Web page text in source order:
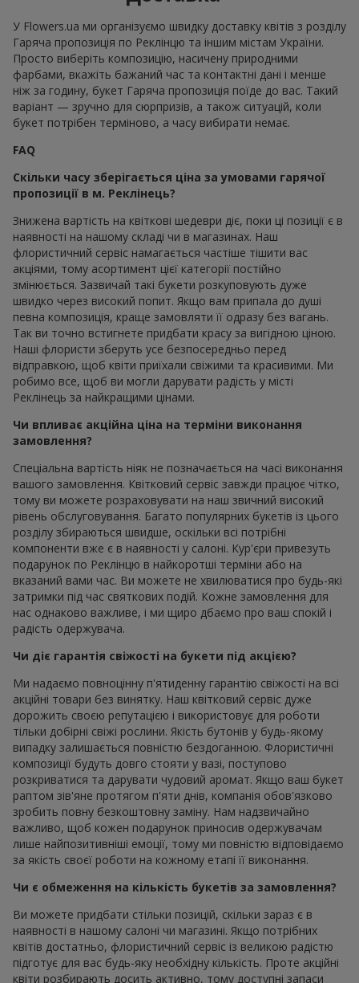
У Flowers.ua ми організуємо швидку доставку квітів з розділу
Гаряча пропозиція по Реклінцю та іншим містам України.
Просто виберіть композицію, насичену природними
фарбами, вкажіть бажаний час та контактні дані і менше
ніж за годину, букет Гаряча пропозиція поїде до вас. Такий
варіант — зручно для сюрпризів, а також ситуацій, коли
букет потрібен терміново, а часу вибирати немає.
FAQ
Скільки часу зберігається ціна за умовами гарячої
пропозиції в м. Реклінець?
Знижена вартість на квіткові шедеври діє, поки ці позиції є в
наявності на нашому складі чи в магазинах. Наш
флористичний сервіс намагається частіше тішити вас
акціями, тому асортимент цієї категорії постійно
змінюється. Зазвичай такі букети розкуповують дуже
швидко через високий попит. Якщо вам припала до душі
певна композиція, краще замовляти її одразу без вагань.
Так ви точно встигнете придбати красу за вигідною ціною.
Наші флористи зберуть усе безпосередньо перед
відправкою, щоб квіти приїхали свіжими та красивими. Ми
робимо все, щоб ви могли дарувати радість у місті
Реклінець за найкращими цінами.
Чи впливає акційна ціна на терміни виконання
замовлення?
Спеціальна вартість ніяк не позначається на часі виконання
вашого замовлення. Квітковий сервіс завжди працює чітко,
тому ви можете розраховувати на наш звичний високий
рівень обслуговування. Багато популярних букетів із цього
розділу збираються швидше, оскільки всі потрібні
компоненти вже є в наявності у салоні. Кур'єри привезуть
подарунок по Реклінцю в найкоротші терміни або на
вказаний вами час. Ви можете не хвилюватися про будь-які
затримки під час святкових подій. Кожне замовлення для
нас однаково важливе, і ми щиро дбаємо про ваш спокій і
радість одержувача.
Чи діє гарантія свіжості на букети під акцією?
Ми надаємо повноцінну п'ятиденну гарантію свіжості на всі
акційні товари без винятку. Наш квітковий сервіс дуже
дорожить своєю репутацією і використовує для роботи
тільки добірні свіжі рослини. Якість бутонів у будь-якому
випадку залишається повністю бездоганною. Флористичні
композиції будуть довго стояти у вазі, поступово
розкриватися та дарувати чудовий аромат. Якщо ваш букет
раптом зів'яне протягом п'яти днів, компанія обов'язково
зробить повну безкоштовну заміну. Нам надзвичайно
важливо, щоб кожен подарунок приносив одержувачам
лише найпозитивніші емоції, тому ми повністю відповідаємо
за якість своєї роботи на кожному етапі її виконання.
Чи є обмеження на кількість букетів за замовлення?
Ви можете придбати стільки позицій, скільки зараз є в
наявності в нашому салоні чи магазині. Якщо потрібних
квітів достатньо, флористичний сервіс із великою радістю
підготує для вас будь-яку необхідну кількість. Проте акційні
квіти розбирають досить активно, тому доступні запаси